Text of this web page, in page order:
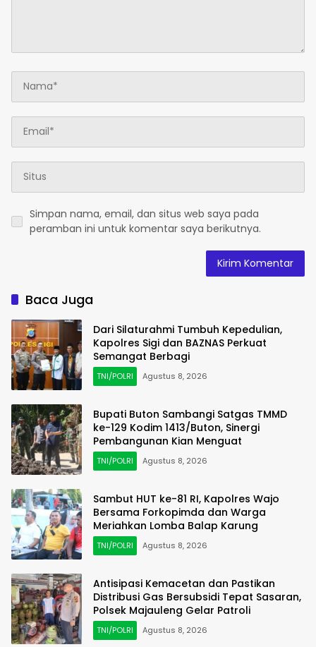
Simpan nama, email, dan situs web saya pada
peramban ini untuk komentar saya berikutnya.
Baca Juga
Dari Silaturahmi Tumbuh Kepedulian,
Kapolres Sigi dan BAZNAS Perkuat
Semangat Berbagi
TNI/POLRI Agustus 8, 2026
Bupati Buton Sambangi Satgas TMMD
ke-129 Kodim 1413/Buton, Sinergi
Pembangunan Kian Menguat
TNI/POLRI Agustus 8, 2026
Sambut HUT ke-81 RI, Kapolres Wajo
Bersama Forkopimda dan Warga
Meriahkan Lomba Balap Karung
TNI/POLRI Agustus 8, 2026
Antisipasi Kemacetan dan Pastikan
Distribusi Gas Bersubsidi Tepat Sasaran,
Polsek Majauleng Gelar Patroli
TNI/POLRI Agustus 8, 2026